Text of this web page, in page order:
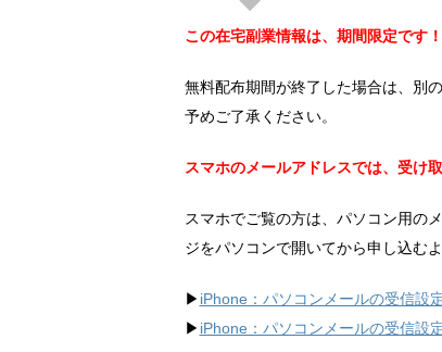
この在宅副業情報は、期間限定です！
無料配布期間が終了した場合は、別
予めご了承ください。
スマホのメールアドレスでは、受け
スマホでご覧の方は、パソコン用の
ジをパソコンで開いてから申し込む
▶︎ iPhone：パソコンメールの受信設
▶︎ iPhone：パソコンメールの受信設